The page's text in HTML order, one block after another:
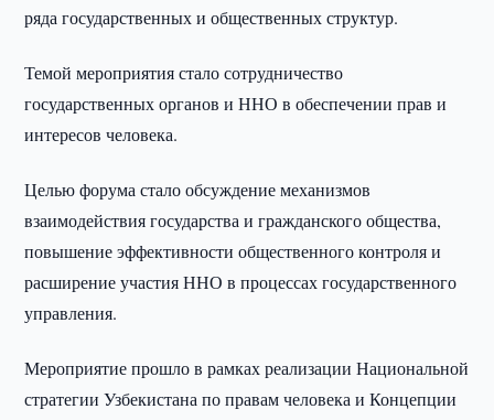
ряда государственных и общественных структур.
Темой мероприятия стало сотрудничество
государственных органов и ННО в обеспечении прав и
интересов человека.
Целью форума стало обсуждение механизмов
взаимодействия государства и гражданского общества,
повышение эффективности общественного контроля и
расширение участия ННО в процессах государственного
управления.
Мероприятие прошло в рамках реализации Национальной
стратегии Узбекистана по правам человека и Концепции